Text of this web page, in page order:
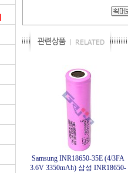
Samsung INR18650-35E (4/3FA
3.6V 3350mAh) 삼성 INR18650-